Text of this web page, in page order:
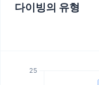
다이빙의 유형